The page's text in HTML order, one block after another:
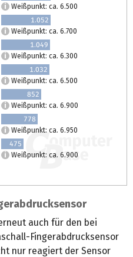
Weißpunkt: ca. 6.500
1.052
Weißpunkt: ca. 6.700
1.049
Weißpunkt: ca. 6.300
1.032
Weißpunkt: ca. 6.500
852
Weißpunkt: ca. 6.900
778
Weißpunkt: ca. 6.950
475
Weißpunkt: ca. 6.900
auch für den bei
Fingerabdrucksensor
nur reagiert der Sensor